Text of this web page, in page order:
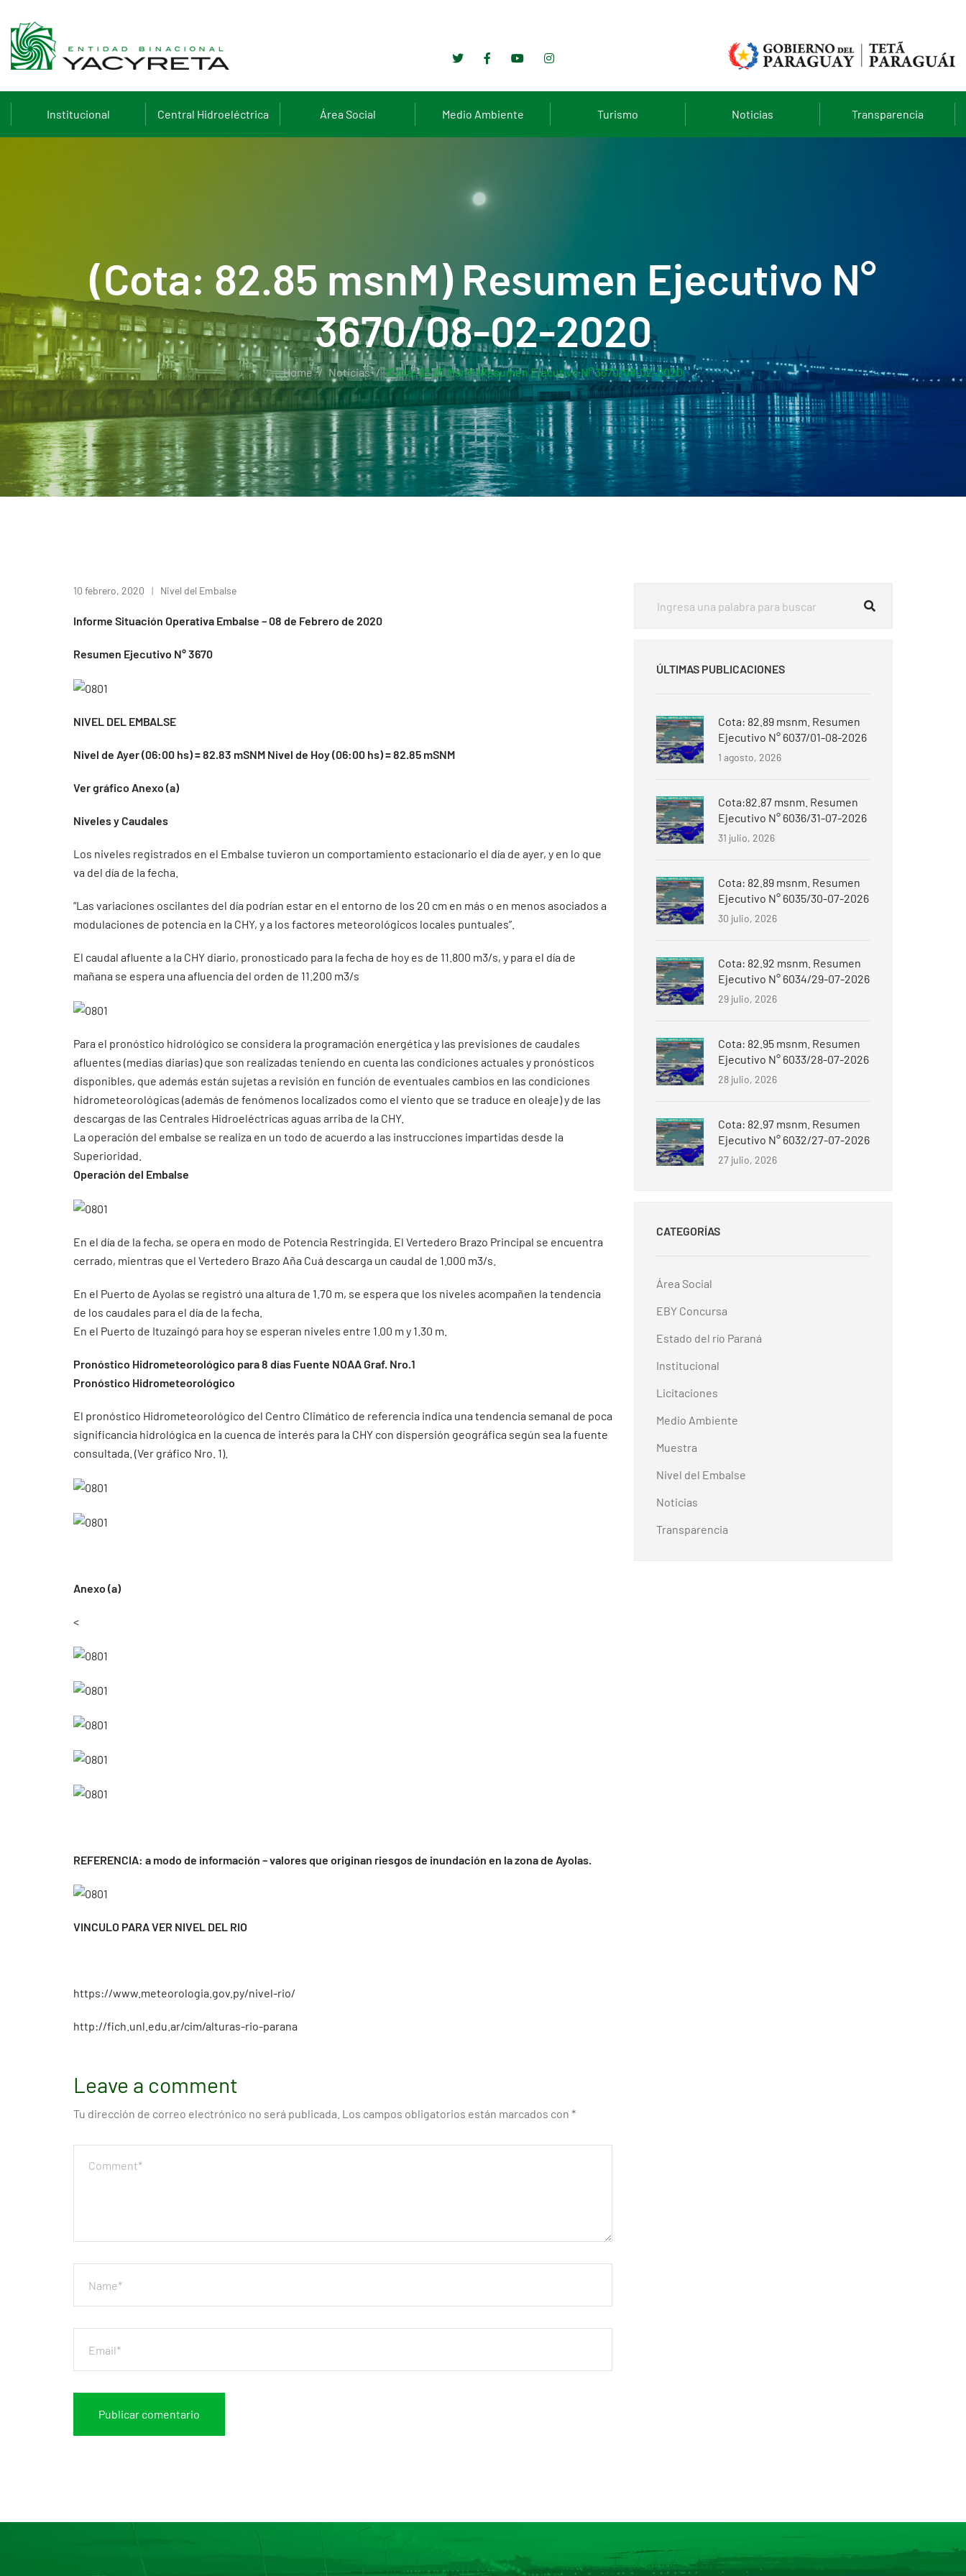
Institucional Central Hidroeléctrica Área Social Medio Ambiente Turismo Noticias Transparencia
(Cota: 82.85 msnM) Resumen Ejecutivo N°
3670/08-02-2020
Home Noticias (Cota: 82.85 MsnM) Resumen Ejecutivo N° 3670/08-02-2020
10 febrero, 2020 Nivel del Embalse
Informe Situación Operativa Embalse – 08 de Febrero de 2020
Resumen Ejecutivo N° 3670
NIVEL DEL EMBALSE
Nivel de Ayer (06:00 hs) = 82.83 mSNM Nivel de Hoy (06:00 hs) = 82.85 mSNM
Ver gráfico Anexo (a)
Niveles y Caudales
Los niveles registrados en el Embalse tuvieron un comportamiento estacionario el día de ayer, y en lo que
va del día de la fecha.
“Las variaciones oscilantes del día podrían estar en el entorno de los 20 cm en más o en menos asociados a
modulaciones de potencia en la CHY, y a los factores meteorológicos locales puntuales”.
El caudal afluente a la CHY diario, pronosticado para la fecha de hoy es de 11.800 m3/s, y para el día de
mañana se espera una afluencia del orden de 11.200 m3/s
Para el pronóstico hidrológico se considera la programación energética y las previsiones de caudales
afluentes (medias diarias) que son realizadas teniendo en cuenta las condiciones actuales y pronósticos
disponibles, que además están sujetas a revisión en función de eventuales cambios en las condiciones
hidrometeorológicas (además de fenómenos localizados como el viento que se traduce en oleaje) y de las
descargas de las Centrales Hidroeléctricas aguas arriba de la CHY.
La operación del embalse se realiza en un todo de acuerdo a las instrucciones impartidas desde la
Superioridad.
Operación del Embalse
En el día de la fecha, se opera en modo de Potencia Restringida. El Vertedero Brazo Principal se encuentra
cerrado, mientras que el Vertedero Brazo Aña Cuá descarga un caudal de 1.000 m3/s.
En el Puerto de Ayolas se registró una altura de 1.70 m, se espera que los niveles acompañen la tendencia
de los caudales para el día de la fecha.
En el Puerto de Ituzaingó para hoy se esperan niveles entre 1.00 m y 1.30 m.
Pronóstico Hidrometeorológico para 8 días Fuente NOAA Graf. Nro.1
Pronóstico Hidrometeorológico
El pronóstico Hidrometeorológico del Centro Climático de referencia indica una tendencia semanal de poca
significancia hidrológica en la cuenca de interés para la CHY con dispersión geográfica según sea la fuente
consultada. (Ver gráfico Nro. 1).
Anexo (a)
<
REFERENCIA: a modo de información – valores que originan riesgos de inundación en la zona de Ayolas.
VINCULO PARA VER NIVEL DEL RIO
https://www.meteorologia.gov.py/nivel-rio/
http://fich.unl.edu.ar/cim/alturas-rio-parana
Leave a comment
Tu dirección de correo electrónico no será publicada. Los campos obligatorios están marcados con *
ÚLTIMAS PUBLICACIONES
Cota: 82.89 msnm. Resumen
Ejecutivo N° 6037/01-08-2026
1 agosto, 2026
Cota:82.87 msnm. Resumen
Ejecutivo N° 6036/31-07-2026
31 julio, 2026
Cota: 82.89 msnm. Resumen
Ejecutivo N° 6035/30-07-2026
30 julio, 2026
Cota: 82.92 msnm. Resumen
Ejecutivo N° 6034/29-07-2026
29 julio, 2026
Cota: 82.95 msnm. Resumen
Ejecutivo N° 6033/28-07-2026
28 julio, 2026
Cota: 82.97 msnm. Resumen
Ejecutivo N° 6032/27-07-2026
27 julio, 2026
CATEGORÍAS
Área Social
EBY Concursa
Estado del río Paraná
Institucional
Licitaciones
Medio Ambiente
Muestra
Nivel del Embalse
Noticias
Transparencia